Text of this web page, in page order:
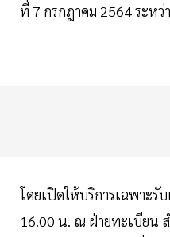
ที่ 7 กรกฎาคม 2564 ระหว่
โดยเปิดให้บริการเฉพาะรั
16.00 น. ณ ฝ่ายทะเบียน